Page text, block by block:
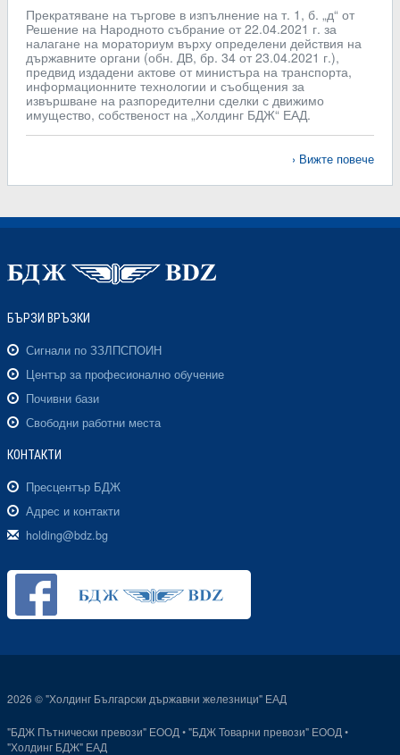
Прекратяване на търгове в изпълнение на т. 1, б. „д“ от
Решение на Народното събрание от 22.04.2021 г. за
налагане на мораториум върху определени действия на
държавните органи (обн. ДВ, бр. 34 от 23.04.2021 г.),
предвид издадени актове от министъра на транспорта,
информационните технологии и съобщения за
извършване на разпоредителни сделки с движимо
имущество, собственост на „Холдинг БДЖ“ ЕАД.
Вижте повече
БЪРЗИ ВРЪЗКИ
Сигнали по ЗЗЛПСПОИН
Център за професионално обучение
Почивни бази
Свободни работни места
КОНТАКТИ
Пресцентър БДЖ
Адрес и контакти
holding@bdz.bg
2026 © "Холдинг Български държавни железници" ЕАД
"БДЖ Пътнически превози" ЕООД •"БДЖ Товарни превози" ЕООД •
"Холдинг БДЖ" ЕАД